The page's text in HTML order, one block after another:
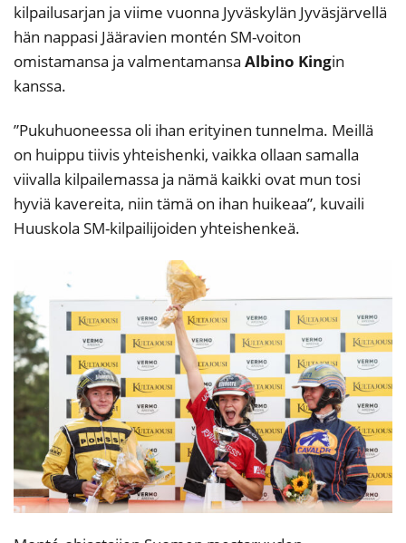
kilpailusarjan ja viime vuonna Jyväskylän Jyväsjärvellä
hän nappasi Jääravien montén SM-voiton
omistamansa ja valmentamansa Albino Kingin
kanssa.
”Pukuhuoneessa oli ihan erityinen tunnelma. Meillä
on huippu tiivis yhteishenki, vaikka ollaan samalla
viivalla kilpailemassa ja nämä kaikki ovat mun tosi
hyviä kavereita, niin tämä on ihan huikeaa”, kuvaili
Huuskola SM-kilpailijoiden yhteishenkeä.